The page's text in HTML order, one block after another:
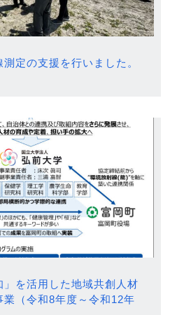
定の支援を行いました。
」を活用した地域共創人材
業（令和8年度～令和12年